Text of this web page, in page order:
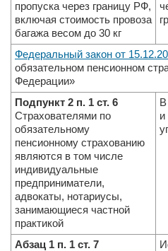
пропуска через границу РФ,
включая стоимость провоза
багажа весом до 30 кг
Федеральный закон от
обязательном пенсионном
Федерации»
Подпункт 2 п. 1 ст. 6
Страхователями по
обязательному
пенсионному страхованию
являются в том числе
индивидуальные
предприниматели,
адвокаты, нотариусы,
занимающиеся частной
практикой
и
Абзац 1 п. 1 ст. 7